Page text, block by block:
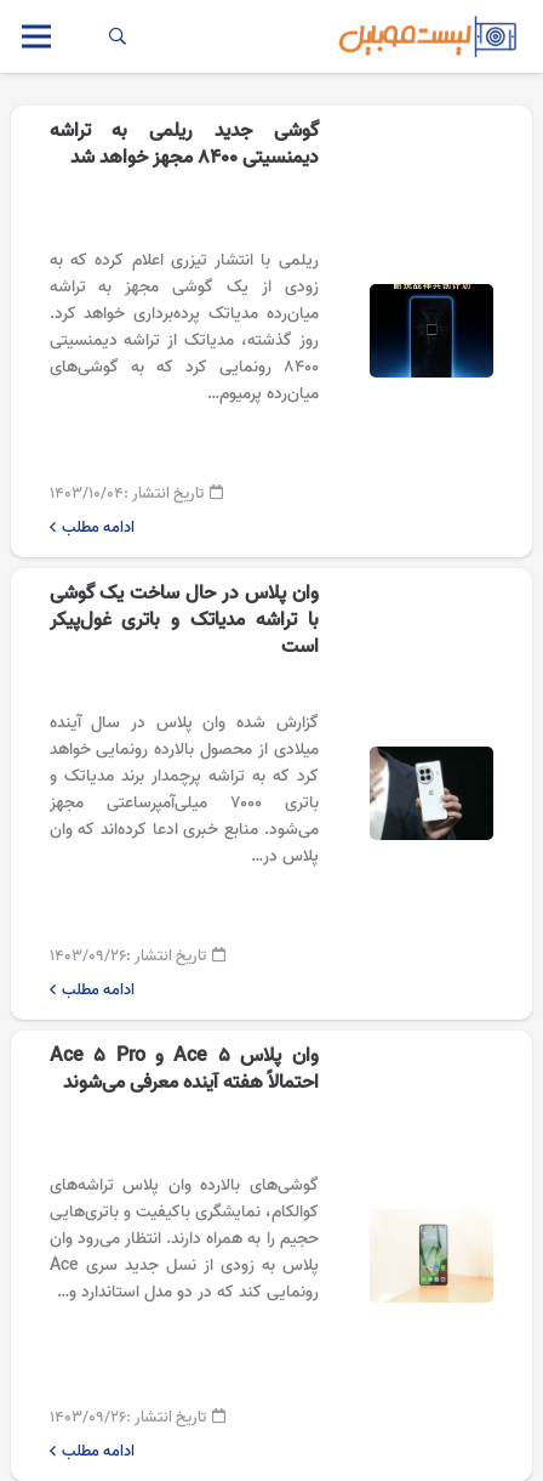
گوشی جدید ریلمی به تراشه
دیمنسیتی 8400 مجهز خواهد شد
ریلمی با انتشار تیزری اعلام کرده که به
زودی از یک گوشی مجهز به تراشه
میان‌رده مدیاتک پرده‌برداری خواهد کرد.
روز گذشته، مدیاتک از تراشه دیمنسیتی
۸۴۰۰ رونمایی کرد که به گوشی‌های
میان‌رده پرمیوم…
تاریخ انتشار :۱۴۰۳/۱۰/۰۴
ادامه مطلب
وان پلاس در حال ساخت یک گوشی
با تراشه مدیاتک و باتری غول‌پیکر
است
گزارش شده وان پلاس در سال آینده
میلادی از محصول بالارده رونمایی خواهد
کرد که به تراشه پرچمدار برند مدیاتک و
باتری ۷۰۰۰ میلی‌آمپرساعتی مجهز
می‌شود. منابع خبری ادعا کرده‌اند که وان
پلاس در…
تاریخ انتشار :۱۴۰۳/۰۹/۲۶
ادامه مطلب
وان پلاس Ace 5 و Ace 5 Pro
احتمالاً هفته آینده معرفی می‌شوند
گوشی‌های بالارده وان پلاس تراشه‌های
کوالکام، نمایشگری باکیفیت و باتری‌هایی
حجیم را به همراه دارند. انتظار می‌رود وان
پلاس به زودی از نسل جدید سری Ace
رونمایی کند که در دو مدل استاندارد و…
تاریخ انتشار :۱۴۰۳/۰۹/۲۶
ادامه مطلب